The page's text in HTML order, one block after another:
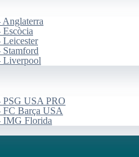
Leicester
Stamford
Liverpool
PSG USA PRO
FC Barça USA
IMG Florida